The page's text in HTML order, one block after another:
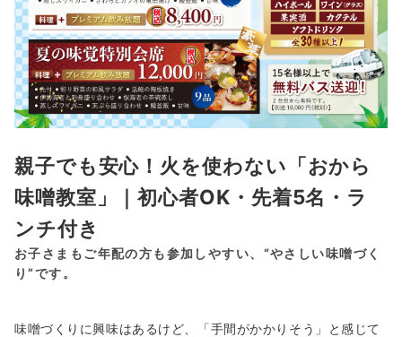
親子でも安心！火を使わない「おから
味噌教室」｜初心者OK・先着5名・ラ
ンチ付き
お子さまもご年配の方も参加しやすい、“やさしい味噌づく
り”です。
味噌づくりに興味はあるけど、「手間がかかりそう」と感じて